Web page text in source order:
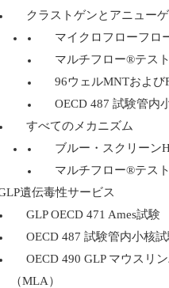
クラストゲンとアニュー
マイクロフローフロ
マルチフロー®テスト
96ウェルMNTおよび
OECD 487 試験管内
すべてのメカニズム
ブルー・スクリーン
マルチフロー®テスト
遺伝毒性サービス
GLP OECD 471 Ames試験
OECD 487 試験管内小核試
OECD 490 GLP マウスリ
（MLA）